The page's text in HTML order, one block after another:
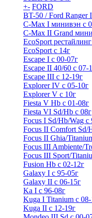
+- FORD
BT-50 / Ford Ranger
C-Max I минивэн с
C-Max II Grand
EcoSport
EcoSport с 14г
Escape I с 00-07г
Escape II 40/60 с 07-
Escape III с 12-19г
Explorer IV c 05-10г
Explorer V c 10г
Fiesta V Hb с 01-08г
Fiesta VI Sd/Hb с 08г
Focus I Sd/Hb/Wag с
Focus II Comfort Sd/
Focus II Ghia/
Focus III Ambiente/
Focus III Sport/
Fusion Hb с 02-12г
Galaxy I с 95-05г
Galaxy II c 06-15г
Ka I с 96-08г
Kuga I Titanium с 08-
Kuga II c 12-19г